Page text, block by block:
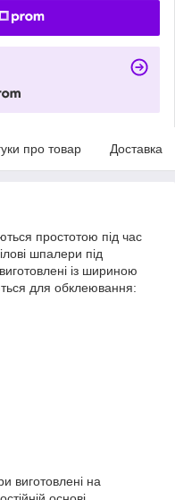
про товар Доставка
простотою під час
шпалери під
із шириною
для обклеювання:
виготовлені на